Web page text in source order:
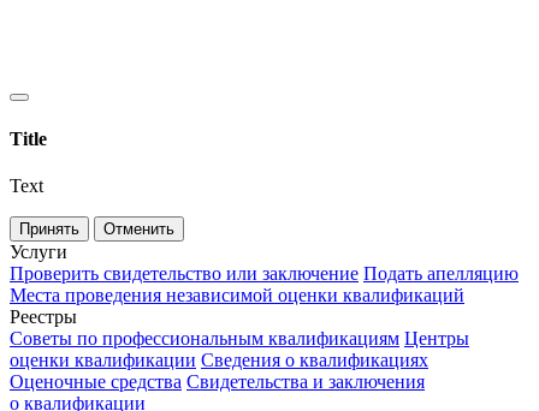
Title
Text
Принять Отменить
Услуги
Проверить свидетельство или заключение Подать апелляцию
Места проведения независимой оценки квалификаций
Реестры
Советы по профессиональным квалификациям Центры
оценки квалификации Сведения о квалификациях
Оценочные средства Свидетельства и заключения
о квалификации